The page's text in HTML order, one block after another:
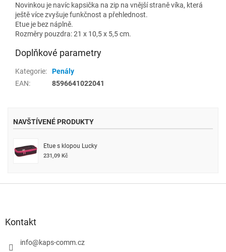
Novinkou je navíc kapsička na zip na vnější straně víka, která
ještě více zvyšuje funkčnost a přehlednost.
Etue je bez náplně.
Rozměry pouzdra: 21 x 10,5 x 5,5 cm.
Doplňkové parametry
Kategorie:
Penály
EAN: 8596641022041
NAVŠTÍVENÉ PRODUKTY
Etue s klopou Lucky
231,09 Kč
Kontakt
info@kaps-comm.cz